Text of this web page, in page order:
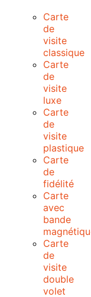
Carte
de
visite
classique
Carte
de
visite
luxe
Carte
de
visite
plastique
Carte
de
fidélité
Carte
avec
bande
Carte
de
visite
double
volet